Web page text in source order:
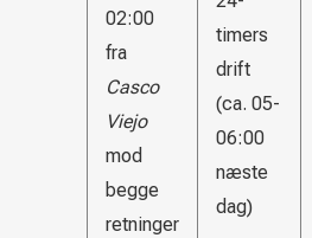
02:00
fra
Casco
Viejo
mod
begge
retninger
timers
drift
(ca. 05-
06:00
næste
dag)